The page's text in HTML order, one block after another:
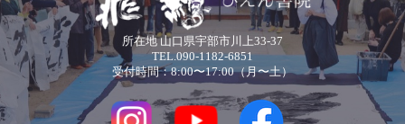
所在地 山口県宇部市川上33-37
TEL.090-1182-6851
受付時間：8:00〜17:00（月〜土）